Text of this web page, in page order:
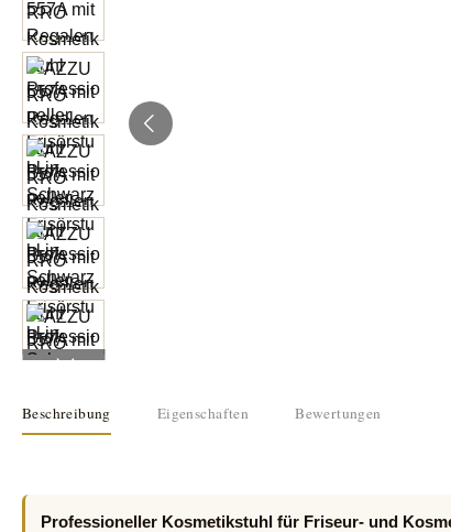
Beschreibung Eigenschaften Bewertungen
Professioneller Kosmetikstuhl für Friseur- und